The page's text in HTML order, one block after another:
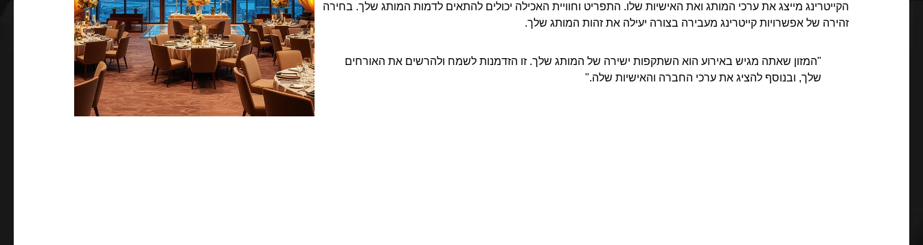
הקייטרינג מייצג את ערכי המותג ואת האישיות שלו. התפריט וחוויית האכילה יכולים להתאים לדמות המותג שלך. בחירה
זהירה של אפשרויות קייטרינג מעבירה בצורה יעילה את זהות המותג שלך.
"המזון שאתה מגיש באירוע הוא השתקפות ישירה של המותג שלך. זו הזדמנות לשמח ולהרשים את האורחים
שלך, ובנוסף להציג את ערכי החברה והאישיות שלה."